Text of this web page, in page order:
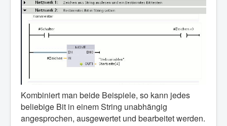
Kombiniert man beide Beispiele, so kann jedes
beliebige Bit in einem String unabhängig
angesprochen, ausgewertet und bearbeitet werden.